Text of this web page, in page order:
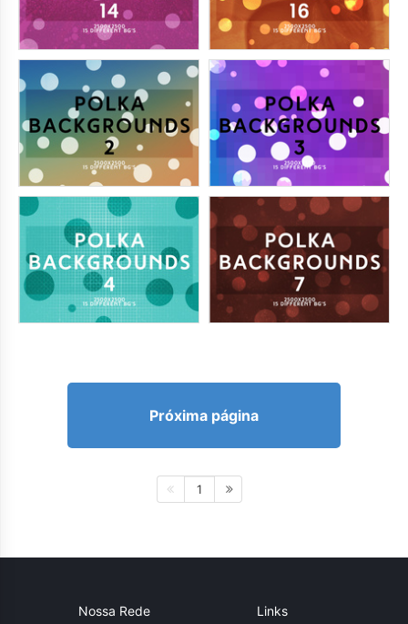
Próxima página
1
Nossa Rede Links